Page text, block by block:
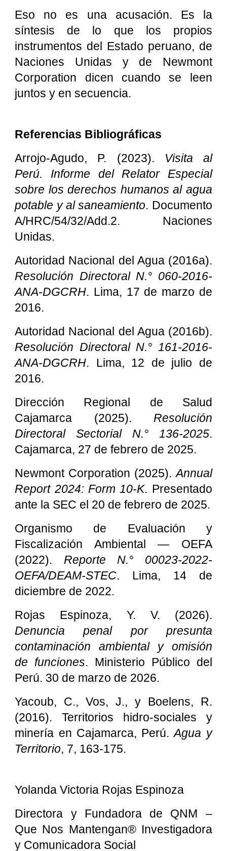
Eso no es una acusación. Es la
síntesis de lo que los propios
instrumentos del Estado peruano, de
Naciones Unidas y de Newmont
Corporation dicen cuando se leen
juntos y en secuencia.
Referencias Bibliográficas
Arrojo-Agudo, P. (2023). Visita al
Perú. Informe del Relator Especial
sobre los derechos humanos al agua
potable y al saneamiento. Documento
A/HRC/54/32/Add.2. Naciones
Unidas.
Autoridad Nacional del Agua (2016a).
Resolución Directoral N.° 060-2016-
ANA-DGCRH. Lima, 17 de marzo de
2016.
Autoridad Nacional del Agua (2016b).
Resolución Directoral N.° 161-2016-
ANA-DGCRH. Lima, 12 de julio de
2016.
Dirección Regional de Salud
Cajamarca (2025). Resolución
Directoral Sectorial N.° 136-2025.
Cajamarca, 27 de febrero de 2025.
Newmont Corporation (2025).Annual
Report 2024: Form 10-K. Presentado
ante la SEC el 20 de febrero de 2025.
Organismo de Evaluación y
Fiscalización Ambiental — OEFA
(2022). Reporte N.° 00023-2022-
OEFA/DEAM-STEC. Lima, 14 de
diciembre de 2022.
Rojas Espinoza, Y. V. (2026).
Denuncia penal por presunta
contaminación ambiental y omisión
de funciones. Ministerio Público del
Perú. 30 de marzo de 2026.
Yacoub, C., Vos, J., y Boelens, R.
(2016). Territorios hidro-sociales y
minería en Cajamarca, Perú.Agua y
Territorio, 7, 163-175.
Yolanda Victoria Rojas Espinoza
Directora y Fundadora de QNM –
Que Nos Mantengan® Investigadora
y Comunicadora Social